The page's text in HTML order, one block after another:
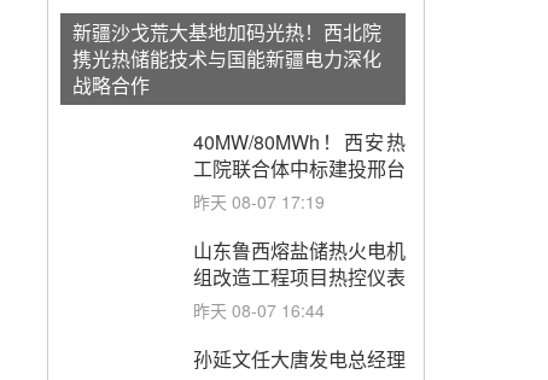
新疆沙戈荒大基地加码光热！西北院
携光热储能技术与国能新疆电力深化
战略合作
40MW/80MWh！西安热
工院联合体中标建投邢台
热电熔盐储热调峰调频改
昨天 08-07 17:19
山东鲁西熔盐储热火电机
组改造工程项目热控仪表
成套设备采购
昨天 08-07 16:44
孙延文任大唐发电总经理